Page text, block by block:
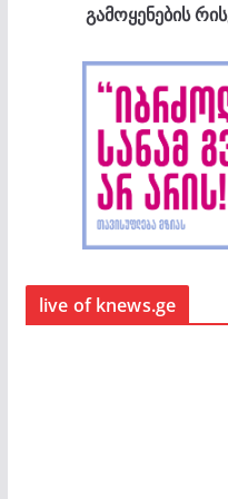
გამოყენების
live of knews.ge